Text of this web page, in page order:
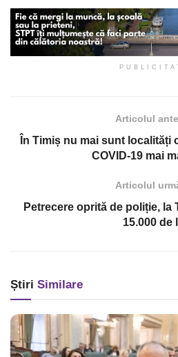
Articolul
În Timiș nu mai sunt localități
COVID-19 mai
Articolul
Petrecere oprită de poliție, la
15.000 de
Știri Similare